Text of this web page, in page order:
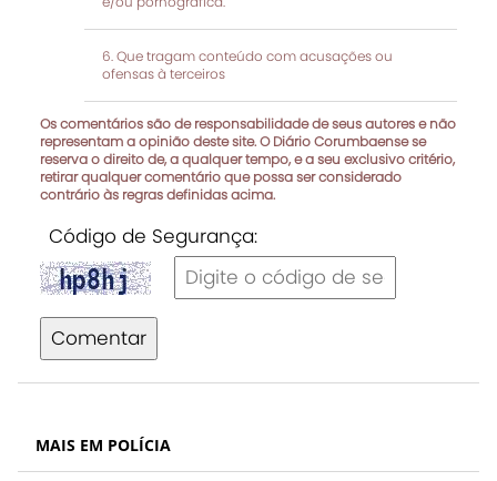
Que tragam conteúdo com acusações ou
ofensas à terceiros
Os comentários são de responsabilidade de seus autores e não
representam a opinião deste site. O Diário Corumbaense se
reserva o direito de, a qualquer tempo, e a seu exclusivo critério,
retirar qualquer comentário que possa ser considerado
contrário às regras definidas acima.
Código de Segurança:
Comentar
MAIS EM POLÍCIA